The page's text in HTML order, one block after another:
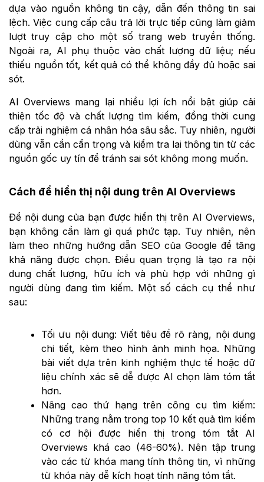
dựa vào nguồn không tin cậy, dẫn đến thông tin sai
lệch. Việc cung cấp câu trả lời trực tiếp cũng làm giảm
lượt truy cập cho một số trang web truyền thống.
Ngoài ra, AI phụ thuộc vào chất lượng dữ liệu; nếu
thiếu nguồn tốt, kết quả có thể không đầy đủ hoặc sai
sót.
AI Overviews mang lại nhiều lợi ích nổi bật giúp cải
thiện tốc độ và chất lượng tìm kiếm, đồng thời cung
cấp trải nghiệm cá nhân hóa sâu sắc. Tuy nhiên, người
dùng vẫn cần cẩn trọng và kiểm tra lại thông tin từ các
nguồn gốc uy tín để tránh sai sót không mong muốn.
Cách để hiển thị nội dung trên AI Overviews
Để nội dung của bạn được hiển thị trên AI Overviews,
bạn không cần làm gì quá phức tạp. Tuy nhiên, nên
làm theo những hướng dẫn SEO của Google để tăng
khả năng được chọn. Điều quan trọng là tạo ra nội
dung chất lượng, hữu ích và phù hợp với những gì
người dùng đang tìm kiếm. Một số cách cụ thể như
sau:
Tối ưu nội dung: Viết tiêu đề rõ ràng, nội dung
chi tiết, kèm theo hình ảnh minh họa. Những
bài viết dựa trên kinh nghiệm thực tế hoặc dữ
liệu chính xác sẽ dễ được AI chọn làm tóm tắt
hơn.
Nâng cao thứ hạng trên công cụ tìm kiếm:
Những trang nằm trong top 10 kết quả tìm kiếm
có cơ hội được hiển thị trong tóm tắt AI
Overviews khá cao (46-60%). Nên tập trung
vào các từ khóa mang tính thông tin, vì những
từ khóa này dễ kích hoạt tính năng tóm tắt.